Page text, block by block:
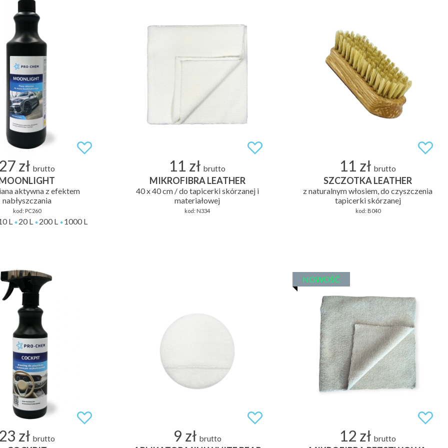
zł brutto
aktywna z efektem
nabłyszczania
kod: PC260
L 20 L 200 L 1000 L
11 zł brutto
MIKROFIBRA LEATHER
40 x 40 cm / do tapicerki skórzanej i
materiałowej
kod: N334
11 zł brutto
SZCZOTKA LEATHER
z naturalnym włosiem, do czyszczenia
tapicerki skórzanej
kod: B040
zł brutto 9 zł brutto
NOWOŚĆ
12 zł brutto